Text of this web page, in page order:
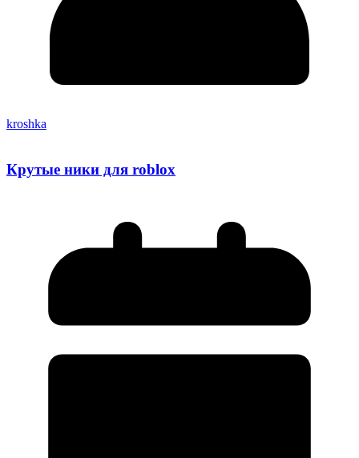
kroshka
Крутые ники для roblox